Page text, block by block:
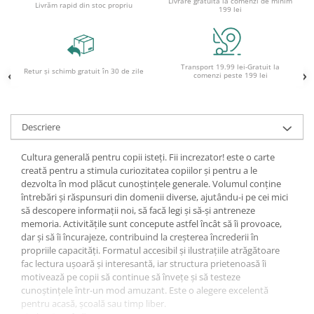
Socotitori și bețisoare pentru
Ghiozdane și rucsacuri
Ghiozdane școlare
Rucsacuri școlare și casual
Trollere pentru copii
Penare
Penare echipate
Penare neechipate
Penare tip etui
Acuarele și pensule școlare
Acuarele școlare și Tempera
Pensule școlare
Pahare și palete pictură
Cărți
Cărți pentru copii
Livrăm rapid din stoc propriu
199 lei
Retur și schimb gratuit în 30 de zile
Transport 19.99 lei-Gratuit la
comenzi peste 199 lei
Descriere
Cultura generală pentru copii isteți. Fii increzator! este o carte
creată pentru a stimula curiozitatea copiilor și pentru a le
dezvolta în mod plăcut cunoștințele generale. Volumul conține
întrebări și răspunsuri din domenii diverse, ajutându-i pe cei mici
să descopere informații noi, să facă legi și să-și antreneze
memoria. Activitățile sunt concepute astfel încât să îi provoace,
dar și să îi încurajeze, contribuind la creșterea încrederii în
propriile capacități. Formatul accesibil și ilustrațiile atrăgătoare
fac lectura ușoară și interesantă, iar structura prietenoasă îi
motivează pe copii să continue să învețe și să testeze
cunoștințele într-un mod amuzant. Este o alegere excelentă
pentru acasă, școală sau timp liber.